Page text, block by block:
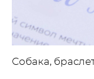
Собака,